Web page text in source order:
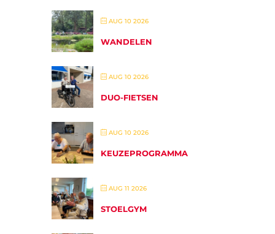
AUG 10 2026
WANDELEN
AUG 10 2026
DUO-FIETSEN
AUG 10 2026
KEUZEPROGRAMMA
AUG 11 2026
STOELGYM